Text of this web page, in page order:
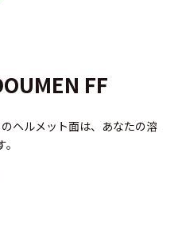
FF
ヘルメット面は、あなたの溶